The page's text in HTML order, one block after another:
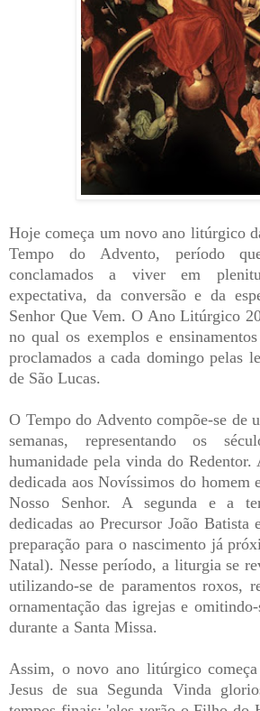
Hoje começa um novo ano litúrgico
Tempo do Advento, período
conclamados a viver em
expectativa, da conversão e da
Senhor Que Vem. O Ano Litúrgico
no qual os exemplos e
proclamados a cada domingo pelas
de São Lucas.
O Tempo do Advento compõe-se de
semanas, representando os
humanidade pela vinda do Redentor.
dedicada aos Novíssimos do homem
Nosso Senhor. A segunda e a
dedicadas ao Precursor João Batista
preparação para o nascimento já
Natal). Nesse período, a liturgia se
utilizando-se de paramentos roxos,
ornamentação das igrejas e
durante a Santa Missa.
Assim, o novo ano litúrgico
Jesus de sua Segunda Vinda